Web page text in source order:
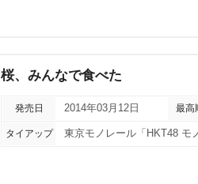
桜、みんなで食べた
発売日 2014年03月12日 最高
タイアップ 東京モノレール「HKT48 モ